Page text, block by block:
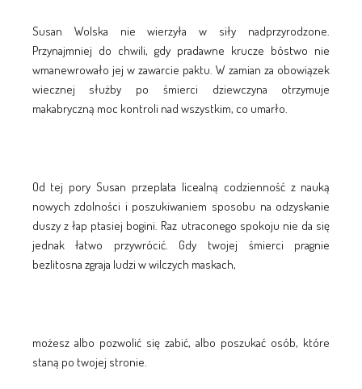
Susan Wolska nie wierzyła w siły nadprzyrodzone.
Przynajmniej do chwili, gdy pradawne krucze bóstwo nie
wmanewrowało jej w zawarcie paktu. W zamian za obowiązek
wiecznej służby po śmierci dziewczyna otrzymuje
makabryczną moc kontroli nad wszystkim, co umarło.
Od tej pory Susan przeplata licealną codzienność z nauką
nowych zdolności i poszukiwaniem sposobu na odzyskanie
duszy z łap ptasiej bogini. Raz utraconego spokoju nie da się
jednak łatwo przywrócić. Gdy twojej śmierci pragnie
bezlitosna zgraja ludzi w wilczych maskach,
możesz albo pozwolić się zabić, albo poszukać osób, które
staną po twojej stronie.